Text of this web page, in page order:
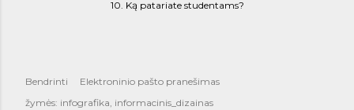
10. Ką patariate studentams?
Bendrinti
Elektroninio pašto pranešimas
žymės: infografika informacinis_dizainas